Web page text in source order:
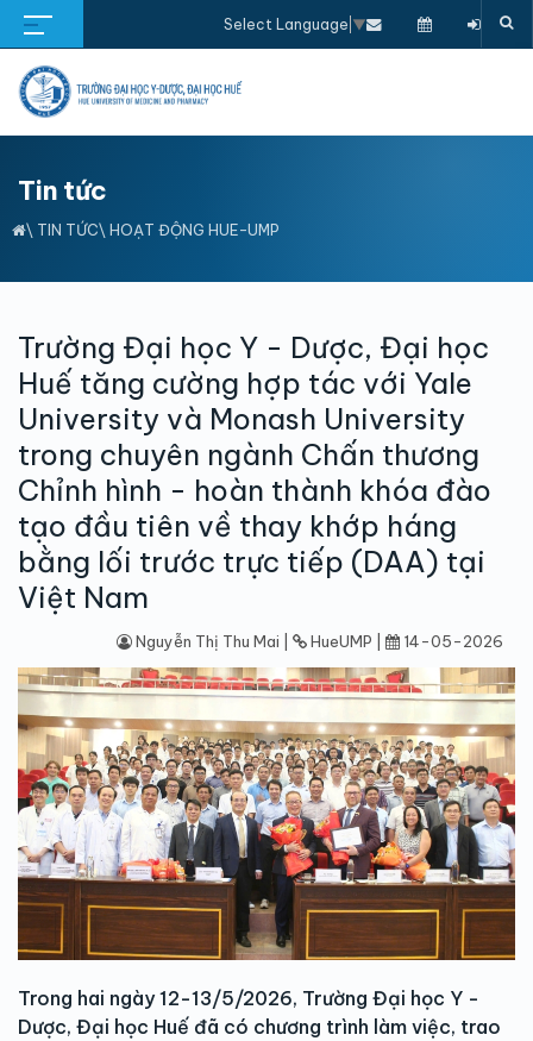
Select Language ▼
Tin tức
\ TIN TỨC\ HOẠT ĐỘNG HUE-UMP
Trường Đại học Y - Dược, Đại học
Huế tăng cường hợp tác với Yale
University và Monash University
trong chuyên ngành Chấn thương
Chỉnh hình - hoàn thành khóa đào
tạo đầu tiên về thay khớp háng
bằng lối trước trực tiếp (DAA) tại
Việt Nam
Nguyễn Thị Thu Mai | HueUMP | 14-05-2026
Trong hai ngày 12-13/5/2026, Trường Đại học Y -
Dược, Đại học Huế đã có chương trình làm việc, trao